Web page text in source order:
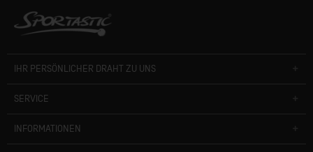
IHR PERSÖNLICHER DRAHT ZU UNS
SERVICE
INFORMATIONEN